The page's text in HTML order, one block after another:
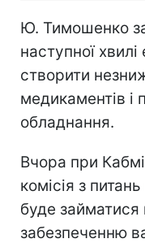
Ю. Тимошенко
наступної хвилі
створити
медикаментів і
обладнання.
Вчора при
комісія з
буде займатися
забезпеченню